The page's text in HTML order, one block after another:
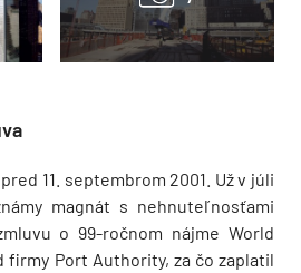
11. septembrom 2001. Už v júli
magnát s nehnuteľnosťami
o 99-ročnom nájme World
firmy Port Authority, za čo zaplatil